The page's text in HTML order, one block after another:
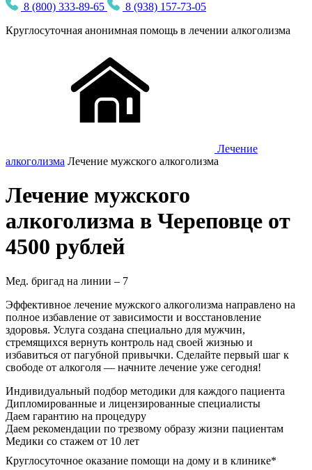
8 (800) 333-89-65
8 (938) 157-73-05
Круглосуточная анонимная помощь в лечении алкоголизма
Лечение
алкоголизма Лечение мужского алкоголизма
Лечение мужского
алкоголизма в Череповце от
4500 рублей
Мед. бригад на линии – 7
Эффективное лечение мужского алкоголизма направлено на
полное избавление от зависимости и восстановление
здоровья. Услуга создана специально для мужчин,
стремящихся вернуть контроль над своей жизнью и
избавиться от пагубной привычки. Сделайте первый шаг к
свободе от алкоголя — начните лечение уже сегодня!
Индивидуальный подбор методики для каждого пациента
Дипломированные и лицензированные специалисты
Даем гарантию на процедуру
Даем рекомендации по трезвому образу жизни пациентам
Медики со стажем от 10 лет
Круглосуточное оказание помощи на дому и в клинике*